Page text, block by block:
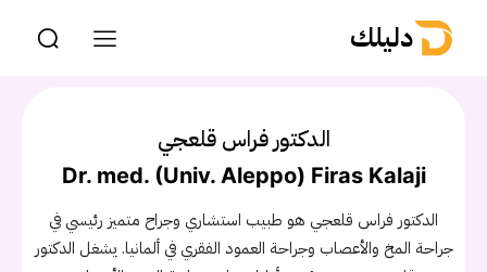
دليلك
الدكتور فراس قلعجي
Dr. med. (Univ. Aleppo) Firas Kalaji
الدكتور فراس قلعجي هو طبيب استشاري وجراح متميز رئيسي في
جراحة المخ والأعصاب وجراحة العمود الفقري في ألمانيا. يشغل الدكتور